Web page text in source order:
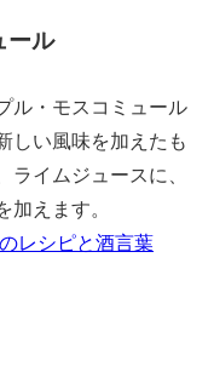
ール
ル・モスコミュール
しい風味を加えたも
ライムジュースに、
加えます。
レシピと酒言葉